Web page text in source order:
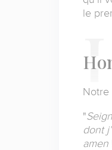
le
H
Notre
"
dont
amen